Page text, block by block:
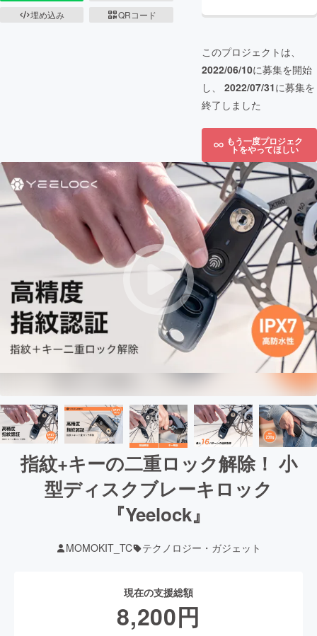
埋め込み
QRコード
このプロジェクトは、
2022/06/10に募集を開始
し、 2022/07/31に募集を
終了しました
もう一度プロジェク
トをやってほしい
指紋+キーの二重ロック解除！ 小
型ディスクブレーキロック
『Yeelock』
MOMOKIT_TC テクノロジー・ガジェット
現在の支援総額
8,200円